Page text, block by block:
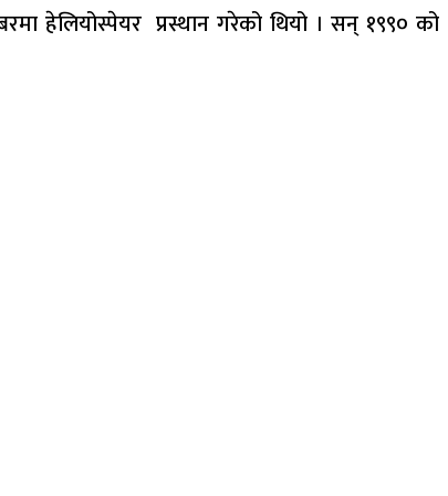
हेलियोस्पेयर प्रस्थान गरेको थियो । सन् १९९० को